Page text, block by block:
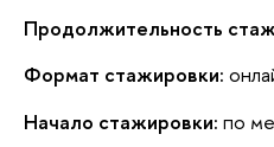
Продолжительность
Формат стажировки:
Начало стажировки: по